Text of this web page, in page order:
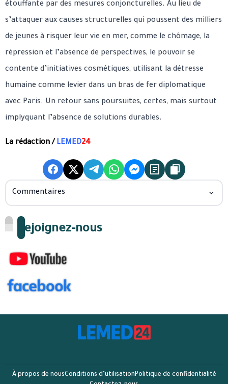
étouffante par des mesures conjoncturelles. Au lieu de
s’attaquer aux causes structurelles qui poussent des milliers
de jeunes à risquer leur vie en mer, comme le chômage, la
répression et l’absence de perspectives, le pouvoir se
contente d’initiatives cosmétiques, utilisant la détresse
humaine comme levier dans un bras de fer diplomatique
avec Paris. Un retour sans poursuites, certes, mais surtout
implyquant l’absence de solutions durables.
La rédaction / LEMED24
Commentaires
Rejoignez-nous
À propos de nousConditions d’utilisationPolitique de confidentialité